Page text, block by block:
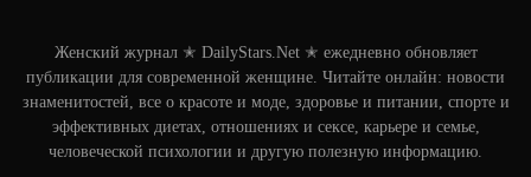
Женский журнал ✭ DailyStars.Net ✭ ежедневно обновляет
публикации для современной женщине. Читайте онлайн: новости
знаменитостей, все о красоте и моде, здоровье и питании, спорте и
эффективных диетах, отношениях и сексе, карьере и семье,
человеческой психологии и другую полезную информацию.